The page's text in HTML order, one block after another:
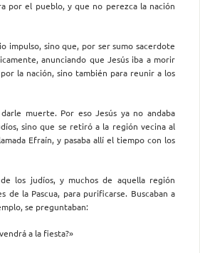
por el pueblo, y que no perezca la nación
impulso, sino que, por ser sumo sacerdote
anunciando que Jesús iba a morir
la nación, sino también para reunir a los
muerte. Por eso Jesús ya no andaba
sino que se retiró a la región vecina al
Efraín, y pasaba allí el tiempo con los
de los judíos, y muchos de aquella región
de la Pascua, para purificarse. Buscaban a
se preguntaban:
a la fiesta?»